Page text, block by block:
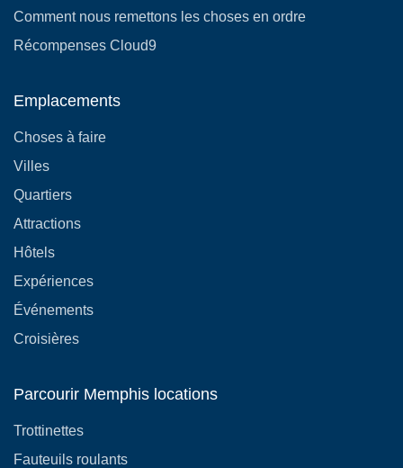
Comment nous remettons les choses en ordre
Récompenses Cloud9
Emplacements
Choses à faire
Villes
Quartiers
Attractions
Hôtels
Expériences
Événements
Croisières
Parcourir Memphis locations
Trottinettes
Fauteuils roulants